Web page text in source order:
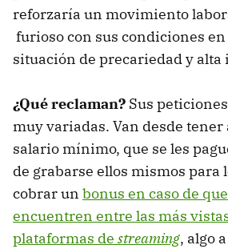
reforzaría un movimiento
furioso con sus condiciones
situación de precariedad y alta
¿Qué reclaman? Sus
muy variadas. Van desde tener
salario mínimo, que se les
de grabarse ellos mismos para
cobrar un bonus en caso de
encuentren entre las más
plataformas de streaming, algo